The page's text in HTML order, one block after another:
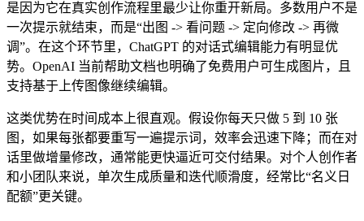
是因为它在真实创作流程里最少让你重开新局。多数用户不是
一次提示就结束，而是“出图 -> 看问题 -> 定向修改 -> 再微
调”。在这个环节里，ChatGPT 的对话式编辑能力有明显优
势。OpenAI 当前帮助文档也明确了免费用户可生成图片，且
支持基于上传图像继续编辑。
这类优势在时间成本上很直观。假设你每天只做 5 到 10 张
图，如果每张都要重写一遍提示词，效率会迅速下降；而在对
话里做增量修改，通常能更快逼近可交付结果。对个人创作者
和小团队来说，单次生成质量和迭代顺滑度，经常比“名义日
配额”更关键。